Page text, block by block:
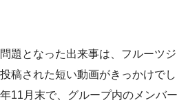
問題となった出来事は、フルーツ
投稿された短い動画がきっかけで
年11月末で、グループ内のメンバ